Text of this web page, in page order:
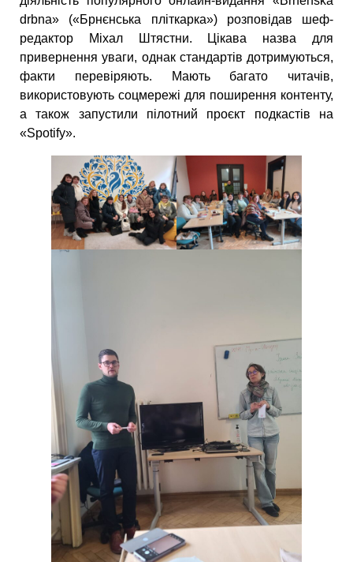
drbna» («Брнєнська пліткарка») розповідав шеф-
редактор Міхал Штястни. Цікава назва для
привернення уваги, однак стандартів дотримуються,
факти перевіряють. Мають багато читачів,
використовують соцмережі для поширення контенту,
а також запустили пілотний проєкт подкастів на
«Spotify».